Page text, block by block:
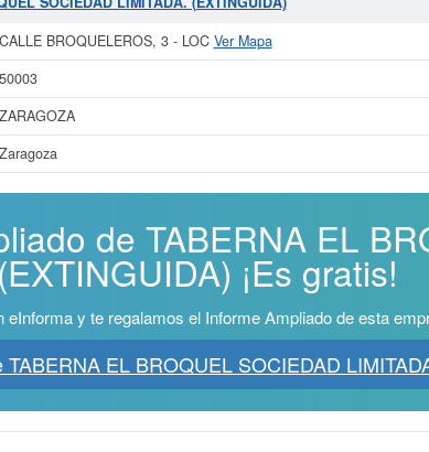
CALLE BROQUELEROS, 3 - LOC Ver Mapa
50003
ZARAGOZA
Zaragoza
de TABERNA EL
¡Es gratis!
eInforma y te regalamos el Informe Ampliado de esta
EL BROQUEL SOCIEDAD